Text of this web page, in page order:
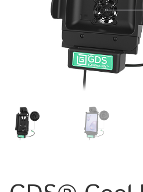
Keyboard
Laptop
Microphone